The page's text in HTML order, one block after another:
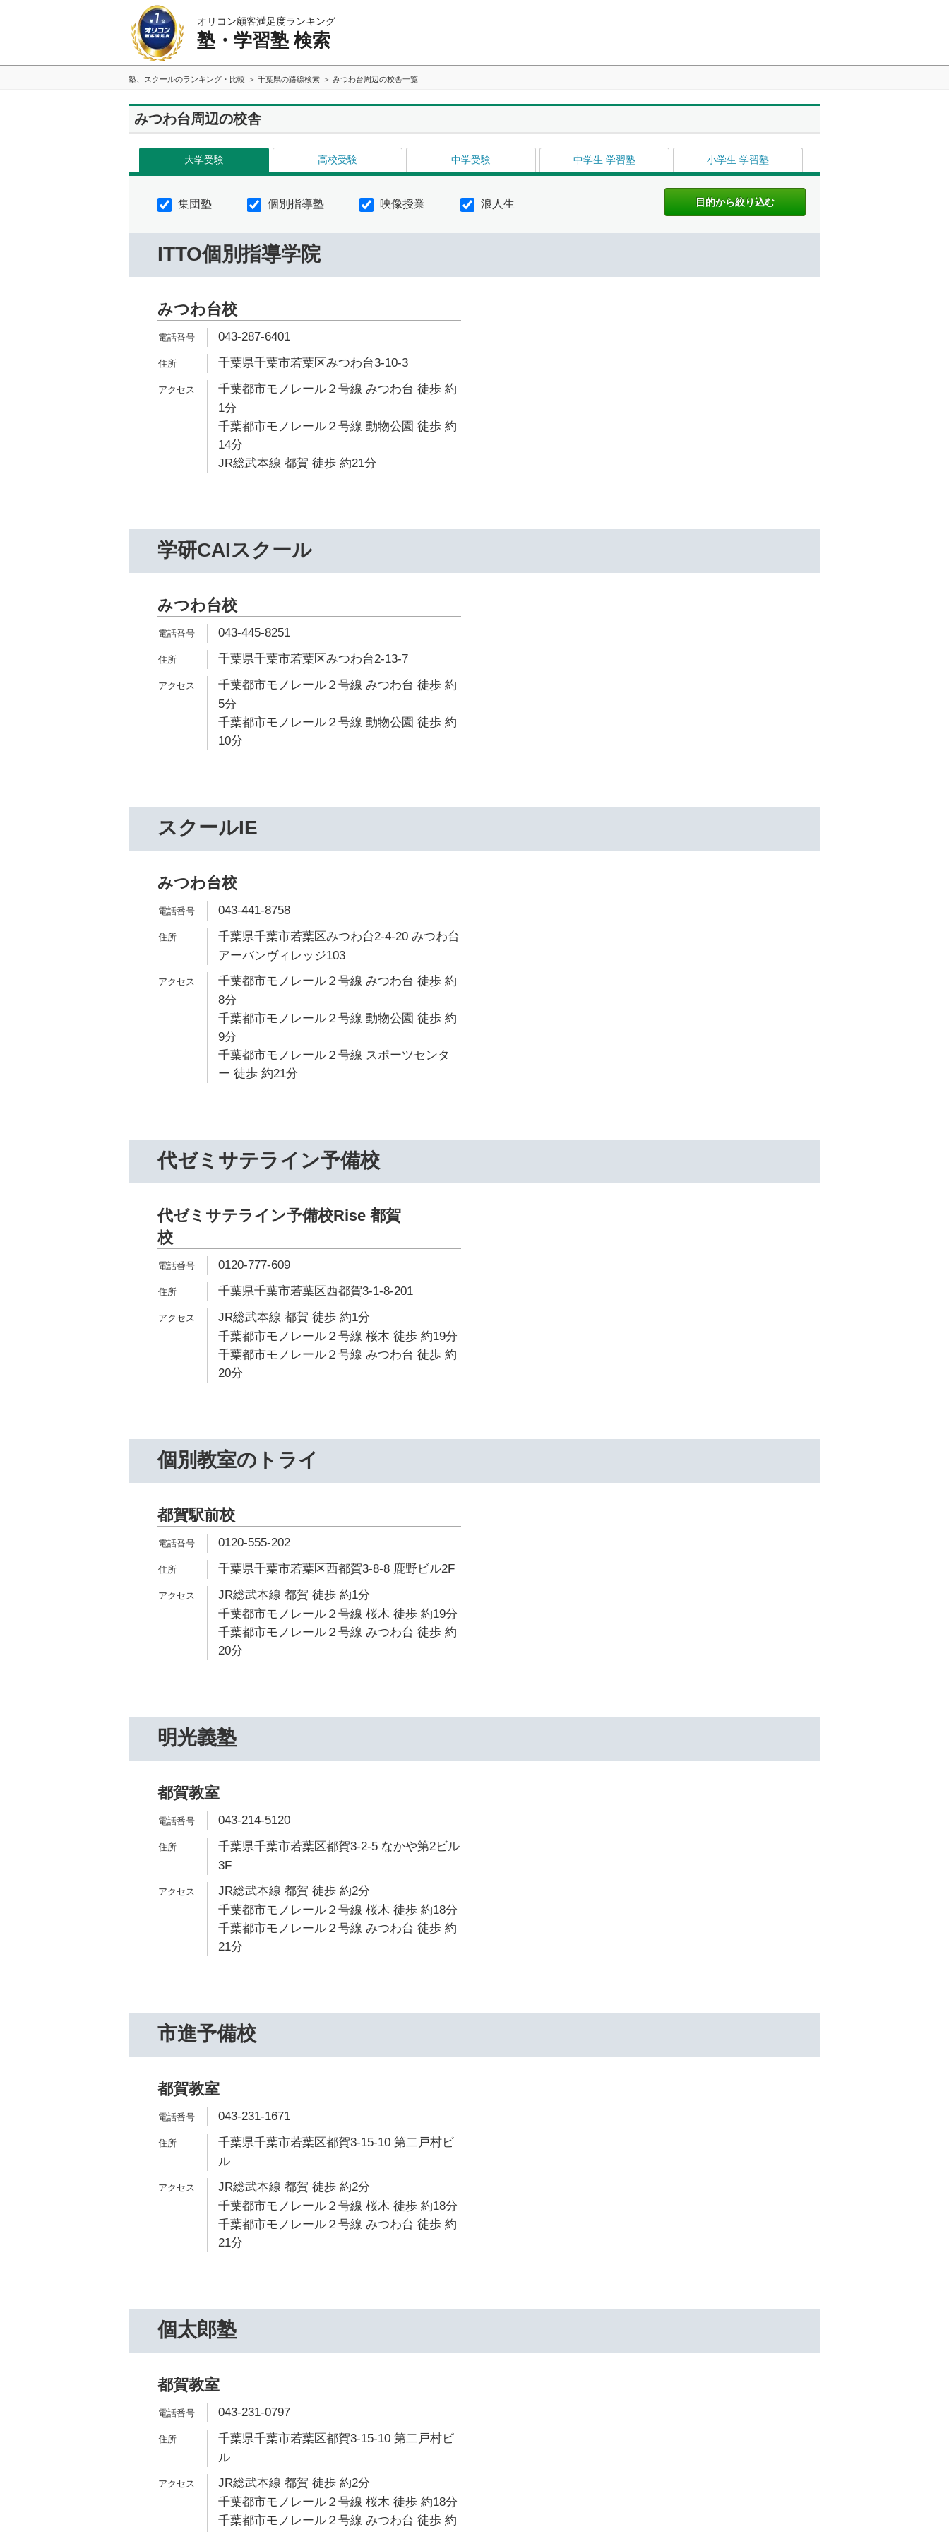
オリコン顧客満足度ランキング
塾・学習塾 検索
塾、スクールのランキング・比較 千葉県の路線検索 みつわ台周辺の校舎一覧
みつわ台周辺の校舎
大学受験 高校受験 中学受験 中学生 学習塾 小学生 学習塾
集団塾 個別指導塾 映像授業 浪人生
ITTO個別指導学院
みつわ台校
043-287-6401
千葉県千葉市若葉区みつわ台3-10-3
千葉都市モノレール２号線 みつわ台 徒歩 約
1分
千葉都市モノレール２号線 動物公園 徒歩 約
14分
JR総武本線 都賀 徒歩 約21分
学研CAIスクール
みつわ台校
043-445-8251
千葉県千葉市若葉区みつわ台2-13-7
千葉都市モノレール２号線 みつわ台 徒歩 約
5分
千葉都市モノレール２号線 動物公園 徒歩 約
10分
スクールIE
みつわ台校
043-441-8758
千葉県千葉市若葉区みつわ台2-4-20 みつわ台
アーバンヴィレッジ103
千葉都市モノレール２号線 みつわ台 徒歩 約
8分
千葉都市モノレール２号線 動物公園 徒歩 約
9分
千葉都市モノレール２号線 スポーツセンタ
ー 徒歩 約21分
代ゼミサテライン予備校
代ゼミサテライン予備校Rise 都賀
校
0120-777-609
千葉県千葉市若葉区西都賀3-1-8-201
JR総武本線 都賀 徒歩 約1分
千葉都市モノレール２号線 桜木 徒歩 約19分
千葉都市モノレール２号線 みつわ台 徒歩 約
20分
個別教室のトライ
都賀駅前校
0120-555-202
千葉県千葉市若葉区西都賀3-8-8 鹿野ビル2F
JR総武本線 都賀 徒歩 約1分
千葉都市モノレール２号線 桜木 徒歩 約19分
千葉都市モノレール２号線 みつわ台 徒歩 約
20分
明光義塾
都賀教室
043-214-5120
千葉県千葉市若葉区都賀3-2-5 なかや第2ビル
3F
JR総武本線 都賀 徒歩 約2分
千葉都市モノレール２号線 桜木 徒歩 約18分
千葉都市モノレール２号線 みつわ台 徒歩 約
21分
市進予備校
都賀教室
043-231-1671
千葉県千葉市若葉区都賀3-15-10 第二戸村ビ
ル
JR総武本線 都賀 徒歩 約2分
千葉都市モノレール２号線 桜木 徒歩 約18分
千葉都市モノレール２号線 みつわ台 徒歩 約
21分
個太郎塾
都賀教室
043-231-0797
千葉県千葉市若葉区都賀3-15-10 第二戸村ビ
ル
JR総武本線 都賀 徒歩 約2分
千葉都市モノレール２号線 桜木 徒歩 約18分
千葉都市モノレール２号線 みつわ台 徒歩 約